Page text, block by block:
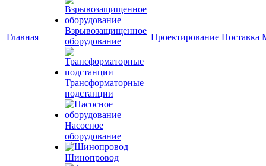
Главная
Взрывозащищенное
оборудование
Трансформаторные
подстанции
Насосное
оборудование
Шинопровод
Проектирование Поставка